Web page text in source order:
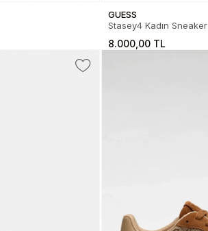
GUESS
Stasey4 Kadın Sneaker
8.000,00 TL